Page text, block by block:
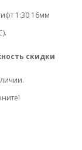
1:30 16мм
скидки